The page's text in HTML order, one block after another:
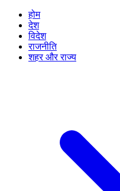
होम
देश
विदेश
राजनीति
शहर और राज्य